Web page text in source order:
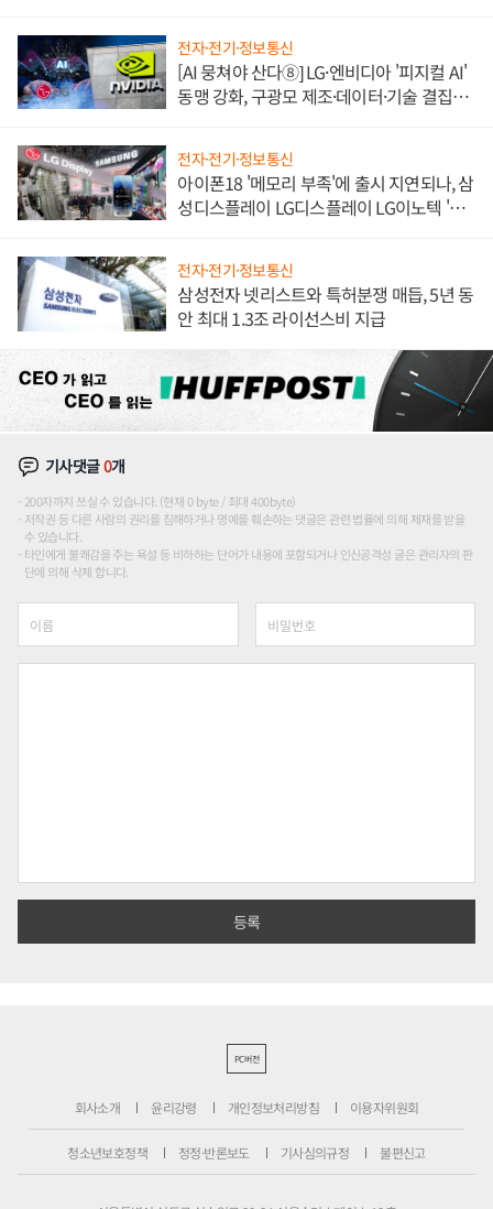
전자·전기·정보통신
[AI 뭉쳐야 산다⑧] LG·엔비디아 '피지컬 AI'
동맹 강화, 구광모 제조·데이터·기술 결집
전자·전기·정보통신
아이폰18 '메모리 부족'에 출시 지연되나, 삼
성디스플레이 LG디스플레이 LG이노텍 '탈
전자·전기·정보통신
삼성전자 넷리스트와 특허분쟁 매듭, 5년 동
안 최대 1.3조 라이선스비 지급
기사댓글0개
200자까지 쓰실 수 있습니다. (현재 0 byte / 최대 400byte)
저작권 등 다른 사람의 권리를 침해하거나 명예를 훼손하는 댓글은 관련 법률에 의해 제재를 받을
수 있습니다.
타인에게 불쾌감을 주는 욕설 등 비하하는 단어가 내용에 포함되거나 인신공격성 글은 관리자의 판
단에 의해 삭제 합니다.
PC버전
회사소개 윤리강령 개인정보처리방침 이용자위원회
청소년보호정책 정정·반론보도 기사심의규정 불편신고